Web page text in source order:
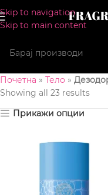
Skip to navigation
Skip to main content
Почетна » Тело »
Showing all 23 results
Прикажи опции